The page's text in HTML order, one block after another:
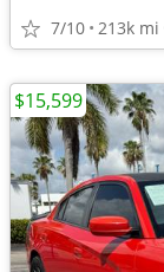
7/10 213k mi
$15,599